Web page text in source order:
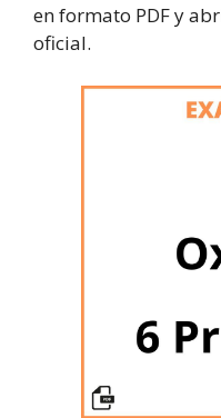
en formato PDF y
oficial.